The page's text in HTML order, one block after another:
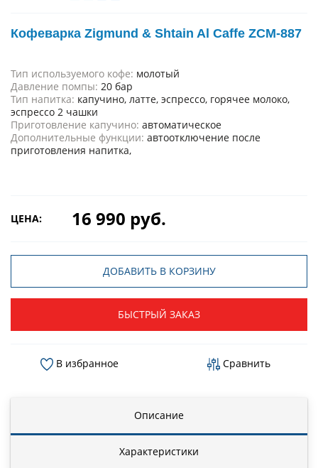
Кофеварка Zigmund & Shtain Al Caffe ZCM-887
Тип используемого кофе: молотый
Давление помпы: 20 бар
Тип напитка: капучино, латте, эспрессо, горячее молоко,
эспрессо 2 чашки
Приготовление капучино: автоматическое
Дополнительные функции: автоотключение после
приготовления напитка,
ЦЕНА: 16 990 руб.
ДОБАВИТЬ В КОРЗИНУ
БЫСТРЫЙ ЗАКАЗ
В избранное Сравнить
Описание
Характеристики